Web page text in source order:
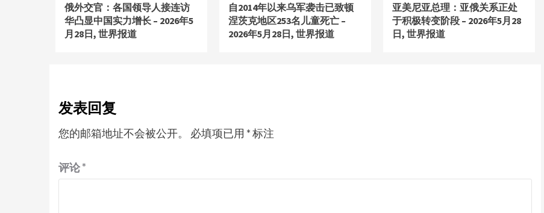
俄外交官：各国领导人接连访
华凸显中国实力增长 – 2026年5
月28日, 世界报道
自2014年以来乌军袭击已致顿
涅茨克地区253名儿童死亡 –
2026年5月28日, 世界报道
亚美尼亚总理：亚俄关系正处
于积极转变阶段 – 2026年5月28
日, 世界报道
发表回复
您的邮箱地址不会被公开。 必填项已用 *标注
评论*